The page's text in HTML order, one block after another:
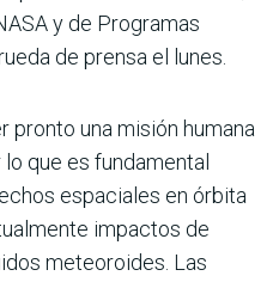
y de Programas
de prensa el lunes.
pronto una misión humana
que es fundamental
espaciales en órbita
impactos de
meteoroides. Las